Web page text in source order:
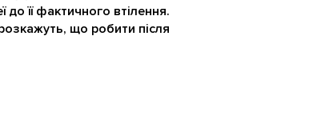
її фактичного втілення.
що робити після